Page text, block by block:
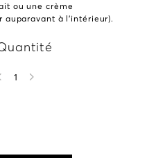
ou une crème
à l’intérieur).
1